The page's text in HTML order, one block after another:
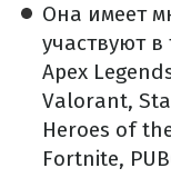
Она имеет
участвуют
Apex
Valorant,
Heroes of
Fortnite,